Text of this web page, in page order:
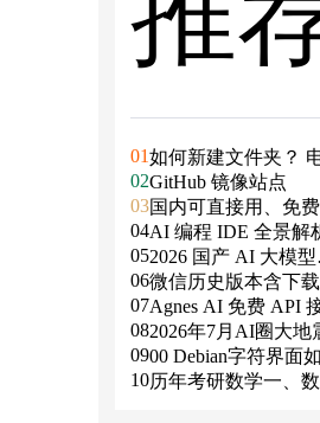
01如何新建文件夹？
新建文件夹的4种方法
02GitHub 镜像站点
03国内可直接用、免
度/永久免费的大模
I清单（含
火山、阿里、智谱
度、Kimi、
DMXAPI 等）
04AI 编程 IDE 全景解
026：Agent 全面接
发链路
052026 国产 AI 大模型
评：DeepSeek、通
问、Kimi、文心一
星火、豆包谁更能
06微信历史版本含下
址（ Windows PC |
| MAC ）及设置微
更新
07Agnes AI 免费 API
指南：文本、生图
视频，一套接口全
082026年7月AI圈大地
GPT-5.6被政府限制
aude入驻Slack、
0900 Debian字符界面
支持中文
10历年考研数学一、